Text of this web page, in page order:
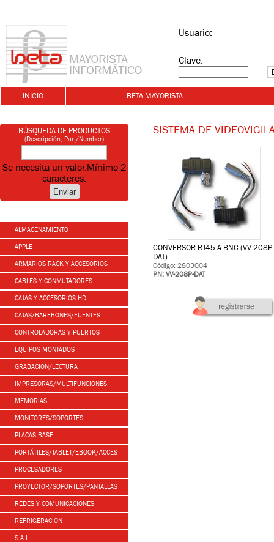
Usuario:
Clave:
INICIO BETA MAYORISTA
BÚSQUEDA DE PRODUCTOS
(Descripción, Part/Number)
Se necesita un valor.Mínimo 2
caracteres.
ALMACENAMIENTO
APPLE
ARMARIOS RACK Y ACCESORIOS
CABLES Y CONMUTADORES
CAJAS Y ACCESORIOS HD
CAJAS/BAREBONES/FUENTES
CONTROLADORAS Y PUERTOS
EQUIPOS MONTADOS
GRABACION/LECTURA
IMPRESORAS/MULTIFUNCIONES
MEMORIAS
MONITORES/SOPORTES
PLACAS BASE
PORTÁTILES/TABLET/EBOOK/ACCES
PROCESADORES
PROYECTOR/SOPORTES/PANTALLAS
REDES Y COMUNICACIONES
REFRIGERACION
S.A.I.
SISTEMA DE
CONVERSOR RJ45 A BNC (VV-208P-
DAT)
Código: 2803004
PN: VV-208P-DAT